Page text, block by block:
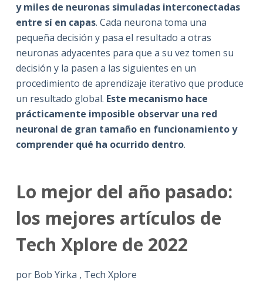
y miles de neuronas simuladas interconectadas
entre sí en capas. Cada neurona toma una
pequeña decisión y pasa el resultado a otras
neuronas adyacentes para que a su vez tomen su
decisión y la pasen a las siguientes en un
procedimiento de aprendizaje iterativo que produce
un resultado global. Este mecanismo hace
prácticamente imposible observar una red
neuronal de gran tamaño en funcionamiento y
comprender qué ha ocurrido dentro.
Lo mejor del año pasado:
los mejores artículos de
Tech Xplore de 2022
por Bob Yirka , Tech Xplore